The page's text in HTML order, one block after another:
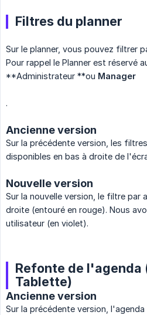
Filtres du planner
Sur le planner, vous pouvez filtrer
Pour rappel le Planner est réservé
**Administrateur **ou Manager
.
Ancienne version
Sur la précédente version, les
disponibles en bas à droite de
Nouvelle version
Sur la nouvelle version, le filtre par
droite (entouré en rouge). Nous
utilisateur (en violet).
Refonte de l'agenda
Tablette)
Ancienne version
Sur la précédente version,